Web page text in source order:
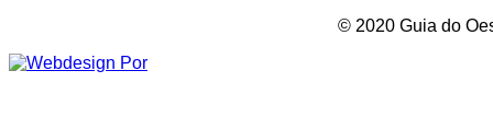
© 2020 Guia do